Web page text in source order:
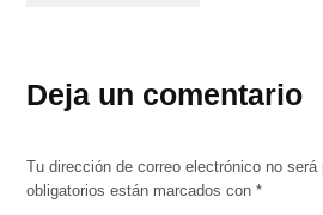
Deja un comentario
Tu dirección de correo electrónico no será
obligatorios están marcados con*